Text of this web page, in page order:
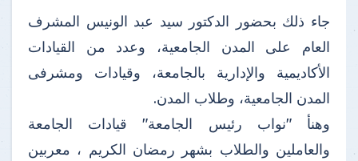
جاء ذلك بحضور الدكتور سيد عبد الونيس المشرف
العام على المدن الجامعية، وعدد من القيادات
الأكاديمية والإدارية بالجامعة، وقيادات ومشرفى
المدن الجامعية، وطلاب المدن.
وهنأ "نواب رئيس الجامعة" قيادات الجامعة
والعاملين والطلاب بشهر رمضان الكريم ، معربين